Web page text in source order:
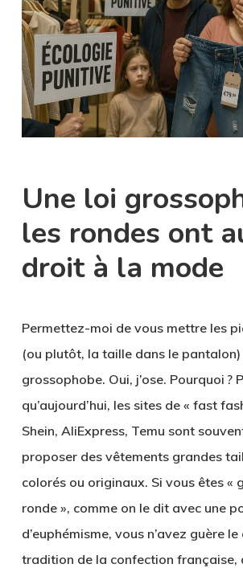
Une loi
les rondes ont
droit à la mode
Permettez-moi de vous mettre les
(ou plutôt, la taille dans le pantalon)
grossophobe. Oui, j’ose. Pourquoi ?
qu’aujourd’hui, les sites de « fast
Shein, AliExpress, Temu sont
proposer des vêtements grandes
colorés ou originaux. Si vous êtes «
ronde », comme on le dit avec une
d’euphémisme, vous n’avez guère le
tradition de la confection française,